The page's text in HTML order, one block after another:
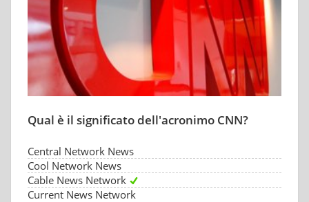
Qual è il significato dell'acronimo CNN?
Central Network News
Cool Network News
Cable News Network
Current News Network